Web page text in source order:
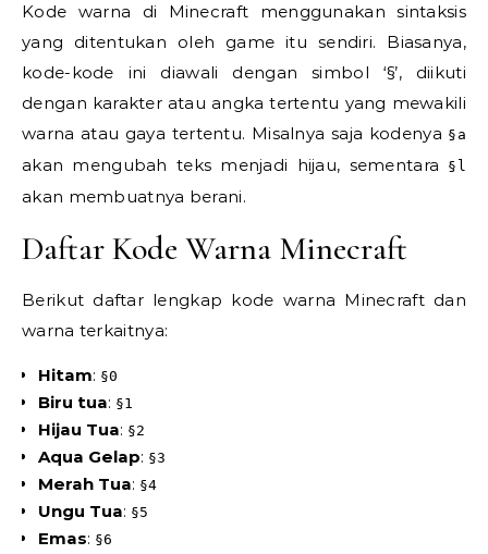
Kode warna di Minecraft menggunakan sintaksis
yang ditentukan oleh game itu sendiri. Biasanya,
kode-kode ini diawali dengan simbol ‘§’, diikuti
dengan karakter atau angka tertentu yang mewakili
warna atau gaya tertentu. Misalnya saja kodenya §a
akan mengubah teks menjadi hijau, sementara §l
akan membuatnya berani.
Daftar Kode Warna Minecraft
Berikut daftar lengkap kode warna Minecraft dan
warna terkaitnya:
Hitam: §0
Biru tua: §1
Hijau Tua: §2
Aqua Gelap: §3
Merah Tua: §4
Ungu Tua: §5
Emas: §6